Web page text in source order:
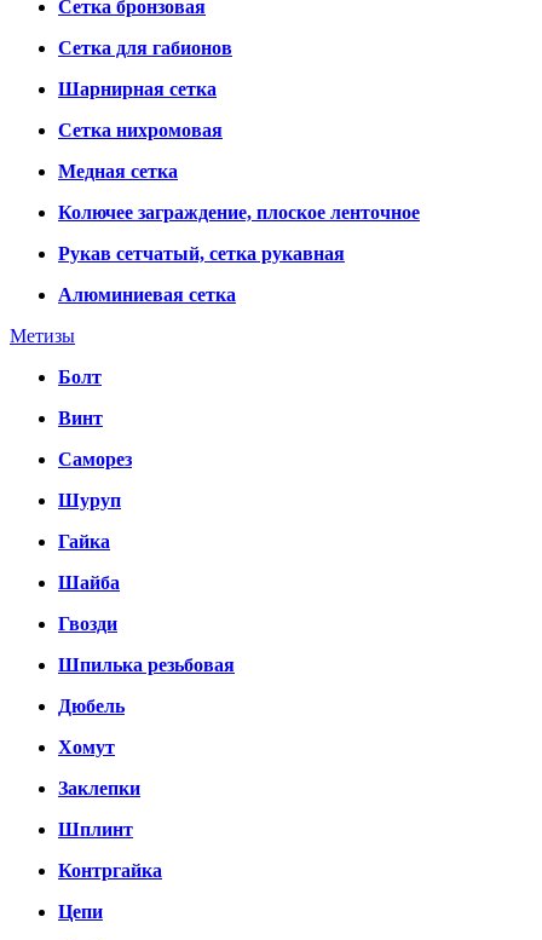
Сетка бронзовая
Сетка для габионов
Шарнирная сетка
Сетка нихромовая
Медная сетка
Колючее заграждение, плоское ленточное
Рукав сетчатый, сетка рукавная
Алюминиевая сетка
Метизы
Болт
Винт
Саморез
Шуруп
Гайка
Шайба
Гвозди
Шпилька резьбовая
Дюбель
Хомут
Заклепки
Шплинт
Контргайка
Цепи